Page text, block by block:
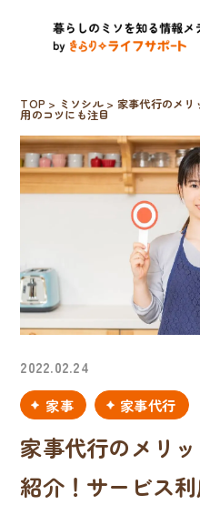
TOP > ミソシル > 家事代行のメリ
用のコツにも注目
2022.02.24
家事
家事代行
家事代行のメリ
紹介！サービス